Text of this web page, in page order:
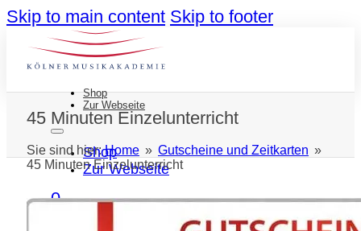
Skip to main content Skip to footer
Shop
Zur Webseite
Shop
Zur Webseite
0
45 Minuten Einzelunterricht
Sie sind hier:Home » Gutscheine und Zeitkarten »
45 Minuten Einzelunterricht